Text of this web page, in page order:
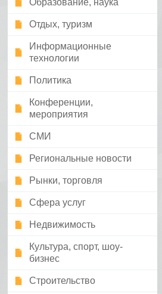
Образование, наука
Отдых, туризм
Информационные
технологии
Политика
Конференции,
мероприятия
СМИ
Региональные новости
Рынки, торговля
Сфера услуг
Недвижимость
Культура, спорт, шоу-
бизнес
Строительство